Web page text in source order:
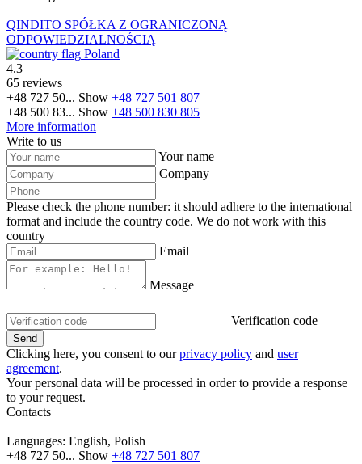
QINDITO SPÓŁKA Z OGRANICZONĄ
ODPOWIEDZIALNOŚCIĄ
Poland
4.3
65 reviews
+48 727 50... Show +48 727 501 807
+48 500 83... Show +48 500 830 805
More information
Write to us
Your name
Company
Please check the phone number: it should adhere to the international
format and include the country code. We do not work with this
country
Email
Message
Verification code
Clicking here, you consent to ourprivacy policy and user
agreement.
Your personal data will be processed in order to provide a response
to your request.
Contacts
Languages: English, Polish
+48 727 50... Show +48 727 501 807